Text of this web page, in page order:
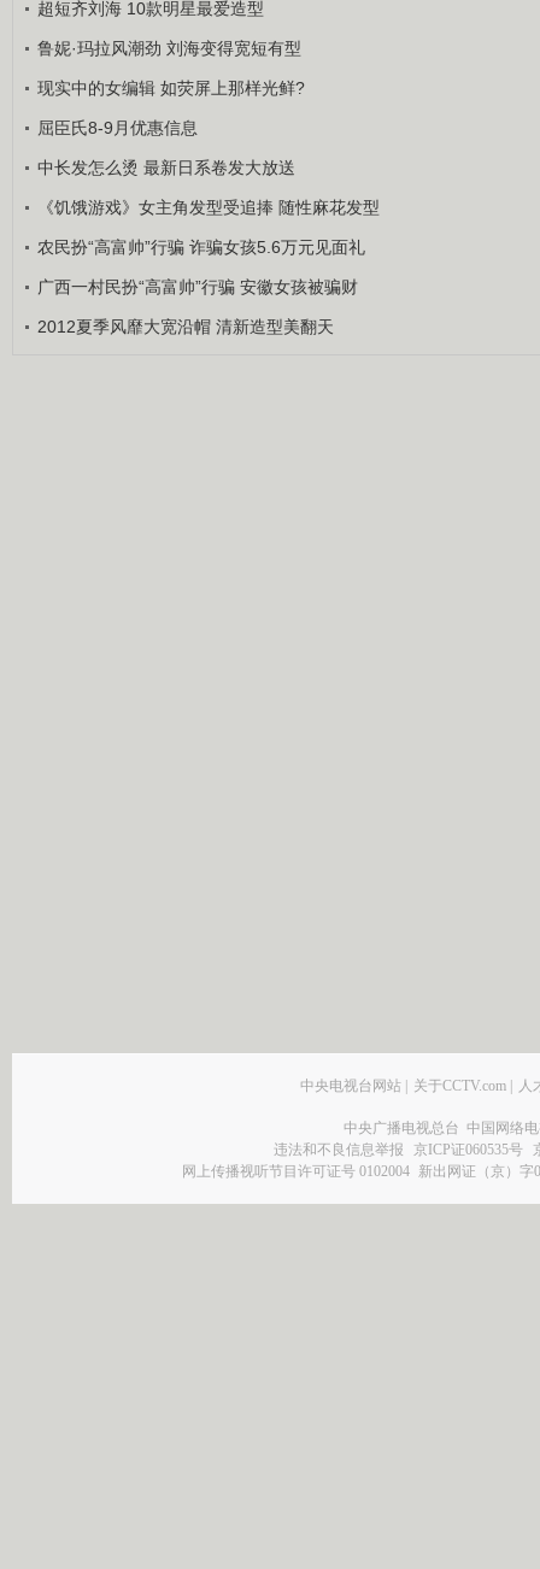
超短齐刘海 10款明星最爱造型
鲁妮·玛拉风潮劲 刘海变得宽短有型
现实中的女编辑 如荧屏上那样光鲜?
屈臣氏8-9月优惠信息
中长发怎么烫 最新日系卷发大放送
《饥饿游戏》女主角发型受追捧 随性麻花发型
农民扮“高富帅”行骗 诈骗女孩5.6万元见面礼
广西一村民扮“高富帅”行骗 安徽女孩被骗财
2012夏季风靡大宽沿帽 清新造型美翻天
中央电视台网站 关于CCTV.com 人
中央广播电视总台 中国网络
违法和不良信息举报
京ICP证060535号
网上传播视听节目许可证号 0102004 新出网证（京）